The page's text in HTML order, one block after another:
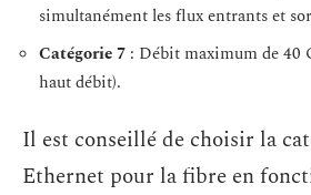
simultanément les flux entrants et
Catégorie 7 : Débit maximum de 40
haut débit).
Il est conseillé de choisir la
Ethernet pour la fibre en